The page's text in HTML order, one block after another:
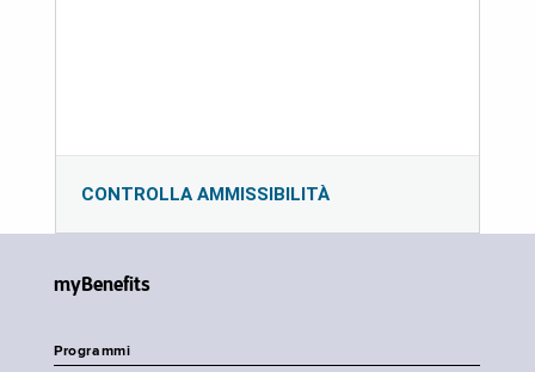
CONTROLLA AMMISSIBILITÀ
myBenefits
Programmi